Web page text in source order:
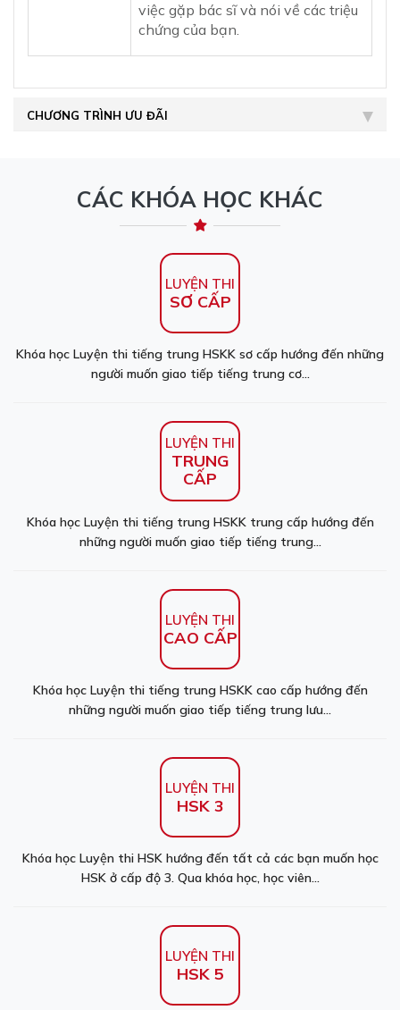
việc gặp bác sĩ và nói về các triệu
chứng của bạn.
CHƯƠNG TRÌNH ƯU ĐÃI
CÁC KHÓA HỌC KHÁC
LUYỆN THI
SƠ CẤP
Khóa học Luyện thi tiếng trung HSKK sơ cấp hướng đến những
người muốn giao tiếp tiếng trung cơ...
LUYỆN THI
TRUNG
CẤP
Khóa học Luyện thi tiếng trung HSKK trung cấp hướng đến
những người muốn giao tiếp tiếng trung...
LUYỆN THI
CAO CẤP
Khóa học Luyện thi tiếng trung HSKK cao cấp hướng đến
những người muốn giao tiếp tiếng trung lưu...
LUYỆN THI
HSK 3
Khóa học Luyện thi HSK hướng đến tất cả các bạn muốn học
HSK ở cấp độ 3. Qua khóa học, học viên...
LUYỆN THI
HSK 5